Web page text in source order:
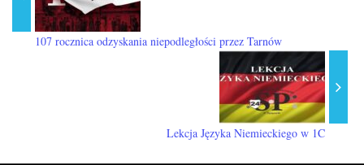
107 rocznica odzyskania niepodległości przez Tarnów
Lekcja Języka Niemieckiego w 1C